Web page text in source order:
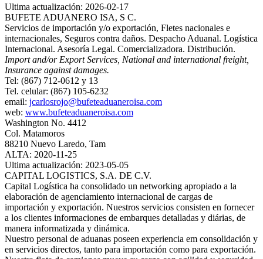
Ultima actualización: 2026-02-17
BUFETE ADUANERO ISA, S C.
Servicios de importación y/o exportación, Fletes nacionales e
internacionales, Seguros contra daños. Despacho Aduanal. Logística
Internacional. Asesoría Legal. Comercializadora. Distribución.
Import and/or Export Services, National and international freight,
Insurance against damages.
Tel: (867) 712-0612 y 13
Tel. celular: (867) 105-6232
email: jcarlosrojo@bufeteaduaneroisa.com
web: www.bufeteaduaneroisa.com
Washington No. 4412
Col. Matamoros
88210 Nuevo Laredo, Tam
ALTA: 2020-11-25
Ultima actualización: 2023-05-05
CAPITAL LOGISTICS, S.A. DE C.V.
Capital Logística ha consolidado un networking apropiado a la
elaboración de agenciamiento internacional de cargas de
importación y exportación. Nuestros servicios consisten en fornecer
a los clientes informaciones de embarques detalladas y diárias, de
manera informatizada y dinámica.
Nuestro personal de aduanas poseen experiencia em consolidación y
en servicios directos, tanto para importación como para exportación.